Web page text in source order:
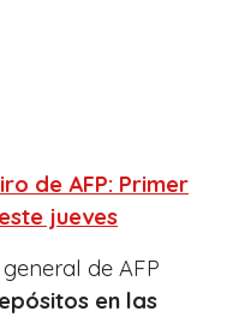
de AFP: Primer
jueves
de AFP
en las